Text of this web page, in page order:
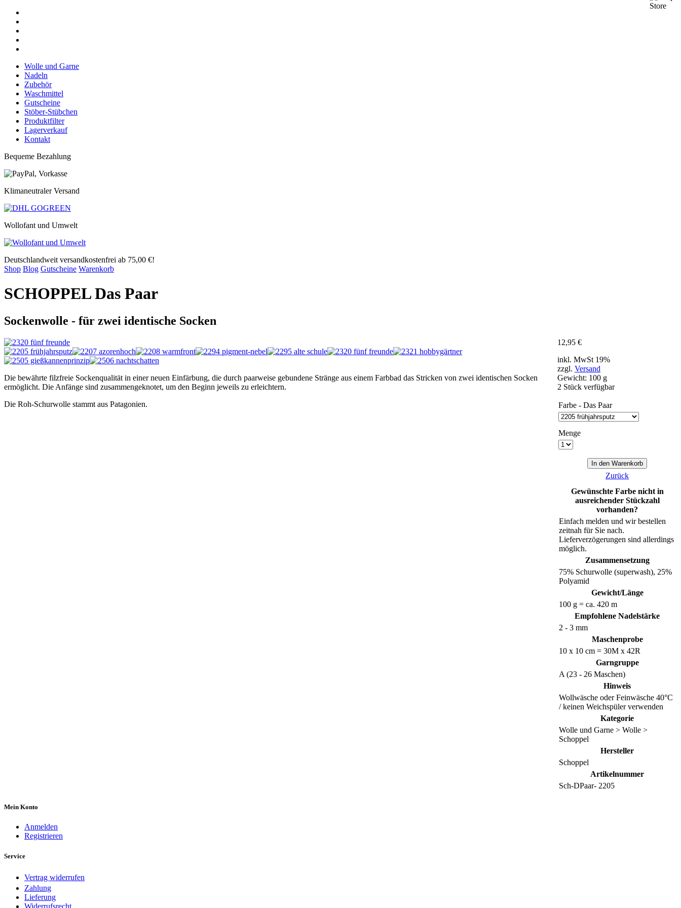
Wolle und Garne
Nadeln
Zubehör
Waschmittel
Gutscheine
Stöber-Stübchen
Produktfilter
Lagerverkauf
Kontakt
Bequeme Bezahlung
Klimaneutraler Versand
Wollofant und Umwelt
Deutschlandweit versandkostenfrei ab 75,00 €!
Shop Blog Gutscheine Warenkorb
SCHOPPEL Das Paar
Sockenwolle - für zwei identische Socken
Die bewährte filzfreie Sockenqualität in einer neuen Einfärbung, die durch paarweise gebundene Stränge aus einem Farbbad das Stricken von zwei identischen Socken
ermöglicht. Die Anfänge sind zusammengeknotet, um den Beginn jeweils zu erleichtern.
Die Roh-Schurwolle stammt aus Patagonien.
12,95 €
inkl. MwSt 19%
zzgl. Versand
Gewicht: 100 g
2 Stück verfügbar
Farbe - Das Paar
Menge
Zurück
Gewünschte Farbe nicht in
ausreichender Stückzahl
vorhanden?
Einfach melden und wir bestellen
zeitnah für Sie nach.
Lieferverzögerungen sind allerdings
möglich.
Zusammensetzung
75% Schurwolle (superwash), 25%
Polyamid
Gewicht/Länge
100 g = ca. 420 m
Empfohlene Nadelstärke
2 - 3 mm
Maschenprobe
10 x 10 cm = 30M x 42R
Garngruppe
A (23 - 26 Maschen)
Hinweis
Wollwäsche oder Feinwäsche 40°C
/ keinen Weichspüler verwenden
Kategorie
Wolle und Garne > Wolle >
Schoppel
Hersteller
Schoppel
Artikelnummer
Sch-DPaar- 2205
Mein Konto
Anmelden
Registrieren
Service
Vertrag widerrufen
Zahlung
Lieferung
Widerrufsrecht